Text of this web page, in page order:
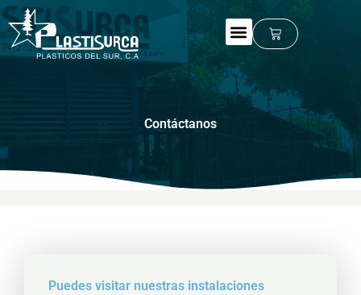
Ir
al
contenido
Cart
Contáctanos
Puedes visitar nuestras instalaciones